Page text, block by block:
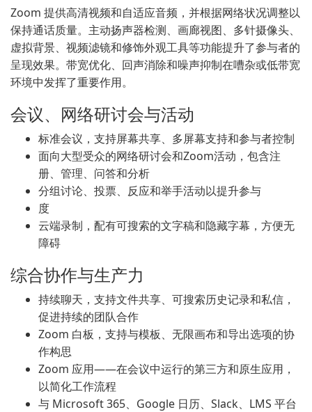
Zoom 提供高清视频和自适应音频，并根据网络状况调整以
保持通话质量。主动扬声器检测、画廊视图、多针摄像头、
虚拟背景、视频滤镜和修饰外观工具等功能提升了参与者的
呈现效果。带宽优化、回声消除和噪声抑制在嘈杂或低带宽
环境中发挥了重要作用。
会议、网络研讨会与活动
标准会议，支持屏幕共享、多屏幕支持和参与者控制
面向大型受众的网络研讨会和Zoom活动，包含注
册、管理、问答和分析
分组讨论、投票、反应和举手活动以提升参与
度
云端录制，配有可搜索的文字稿和隐藏字幕，方便无
障碍
综合协作与生产力
持续聊天，支持文件共享、可搜索历史记录和私信，
促进持续的团队合作
Zoom 白板，支持与模板、无限画布和导出选项的协
作构思
Zoom 应用——在会议中运行的第三方和原生应用，
以简化工作流程
与 Microsoft 365、Google 日历、Slack、LMS 平台